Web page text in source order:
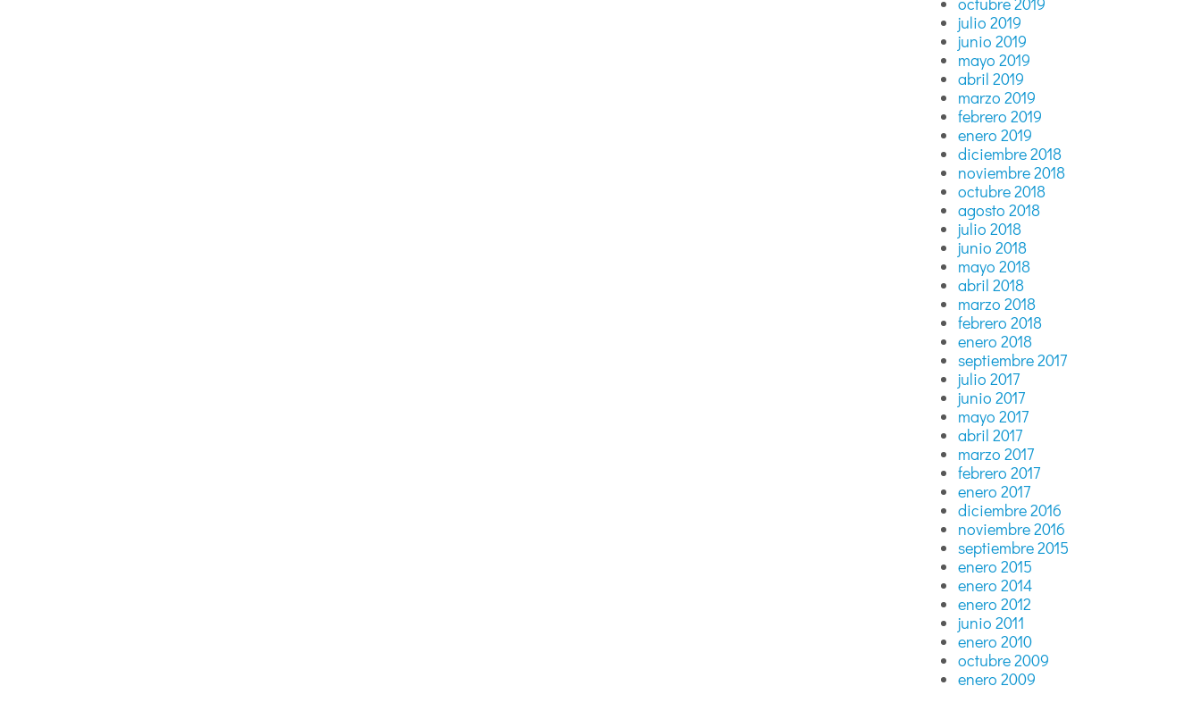
julio 2019
junio 2019
mayo 2019
abril 2019
marzo 2019
febrero 2019
enero 2019
diciembre 2018
noviembre 2018
octubre 2018
agosto 2018
julio 2018
junio 2018
mayo 2018
abril 2018
marzo 2018
febrero 2018
enero 2018
septiembre 2017
julio 2017
junio 2017
mayo 2017
abril 2017
marzo 2017
febrero 2017
enero 2017
diciembre 2016
noviembre 2016
septiembre 2015
enero 2015
enero 2014
enero 2012
junio 2011
enero 2010
octubre 2009
enero 2009